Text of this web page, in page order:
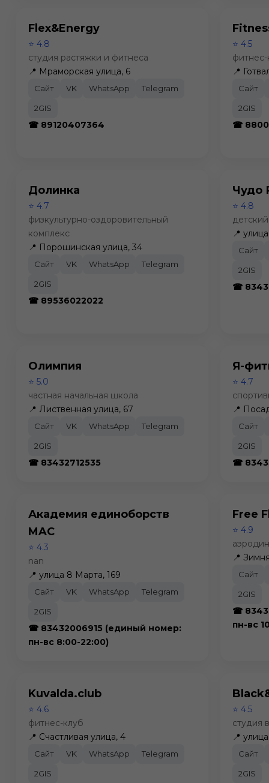
Flex&Energy
⭐ 4.8
студия растяжки и фитнеса
📍 Мраморская улица, 6
Сайт VK WhatsApp Telegram
2GIS
☎ 89120407364
⭐ 4.5
📍
Сайт
2GIS
☎
Долинка
⭐ 4.7
физкультурно-оздоровительный
комплекс
📍 Порошинская улица, 34
Сайт VK WhatsApp Telegram
2GIS
☎ 89536022022
Чудо
⭐ 4.8
📍
Сайт
2GIS
☎
Олимпия
⭐ 5.0
частная начальная школа
📍 Лиственная улица, 67
Сайт VK WhatsApp Telegram
2GIS
☎ 83432712535
Я-
⭐ 4.7
📍
Сайт
2GIS
☎
Академия единоборств
MAC
⭐ 4.3
nan
📍 улица 8 Марта, 169
Сайт VK WhatsApp Telegram
2GIS
☎ 83432006915 (единый номер:
пн-вс 8:00-22:00)
Free
⭐ 4.9
📍
Сайт
2GIS
☎
пн-вс
Kuvalda.club
⭐ 4.6
фитнес-клуб
📍 Счастливая улица, 4
Сайт VK WhatsApp Telegram
2GIS
⭐ 4.5
студия
📍
Сайт
2GIS